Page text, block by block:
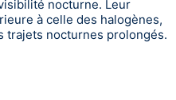
nocturne. Leur
à celle des halogènes,
trajets nocturnes prolongés.